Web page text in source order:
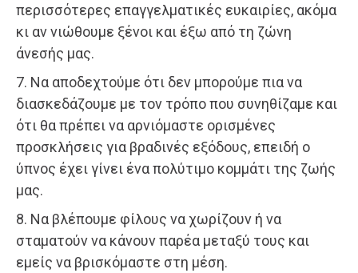
περισσότερες επαγγελματικές ευκαιρίες, ακόμα
κι αν νιώθουμε ξένοι και έξω από τη ζώνη
άνεσής μας.
7. Να αποδεχτούμε ότι δεν μπορούμε πια να
διασκεδάζουμε με τον τρόπο που συνηθίζαμε και
ότι θα πρέπει να αρνιόμαστε ορισμένες
προσκλήσεις για βραδινές εξόδους, επειδή ο
ύπνος έχει γίνει ένα πολύτιμο κομμάτι της ζωής
μας.
8. Να βλέπουμε φίλους να χωρίζουν ή να
σταματούν να κάνουν παρέα μεταξύ τους και
εμείς να βρισκόμαστε στη μέση.